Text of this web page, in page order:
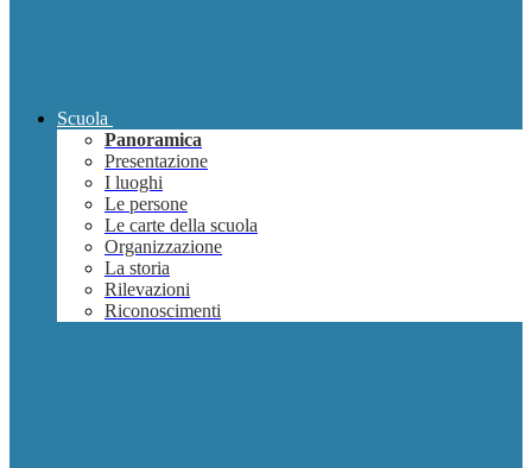
Scuola
Panoramica
Presentazione
I luoghi
Le persone
Le carte della scuola
Organizzazione
La storia
Rilevazioni
Riconoscimenti